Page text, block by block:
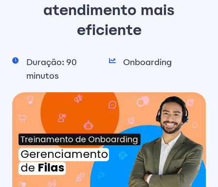
atendimento mais
eficiente
Duração: 90
minutos
Onboarding